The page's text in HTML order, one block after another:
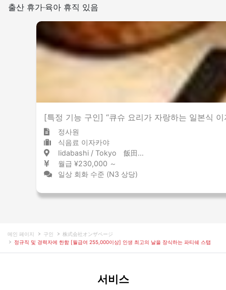
출산 휴가·육아 휴직 있음
[특정 기능 구인] “큐슈 요리가 자랑하는 일본식
정사원
식음료 이자카야
Iidabashi / Tokyo 飯田橋 / 東京都
월급 ¥230,000 ～
일상 회화 수준 (N3 상당)
메인 페이지 구인
株式会社オンザページ
정규직 및 경력자에 한함 [월급여 255,000이상] 인생 최고의 날을 장식하는 파티쉐 스탭
서비스